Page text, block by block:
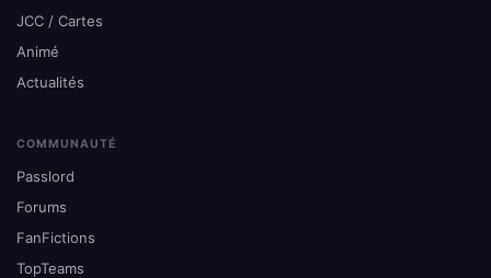
JCC / Cartes
Animé
Actualités
COMMUNAUTÉ
Passlord
Forums
FanFictions
TopTeams